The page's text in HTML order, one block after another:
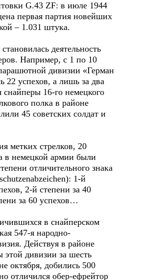
G.43 ZF: в июле 1944
первая партия новейших
– 1.031 штука.
деятельность
Например, с 1 по 10
дивизии «Герман
22 успехов, а лишь за два
16-го немецкого
полка в районе
45 советских солдат и
метких стрелков, 20
в немецкой армии были
отличительного знака
1-й
2-й степени за 40
за 60 успехов…
в снайперском
547-я народно-
Действуя в районе
дивизии за шесть
октября, добились 500
отличился обер-ефрейтор